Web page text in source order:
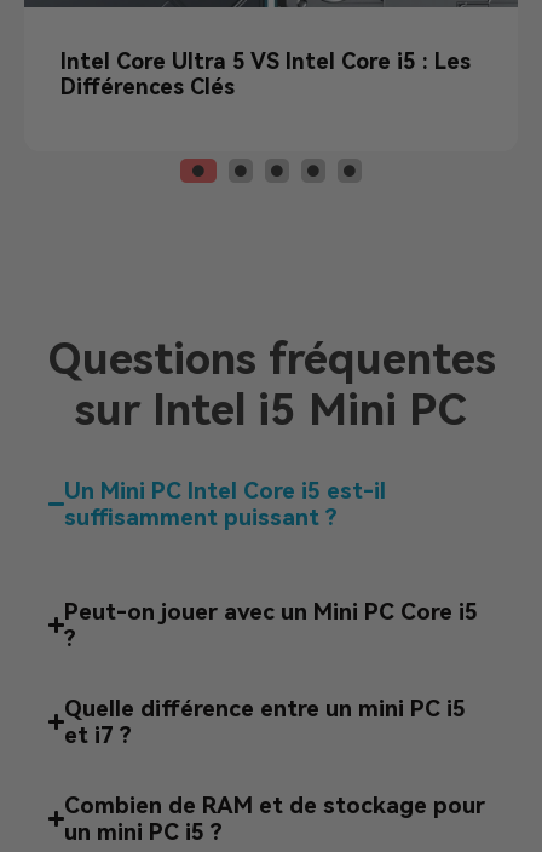
Intel Core Ultra 5 VS Intel Core i5 : Les
Différences Clés
Questions fréquentes
sur Intel i5 Mini PC
Un Mini PC Intel Core i5 est-il
suffisamment puissant ?
Peut-on jouer avec un Mini PC Core i5
?
Quelle différence entre un mini PC i5
et i7 ?
Combien de RAM et de stockage pour
un mini PC i5 ?